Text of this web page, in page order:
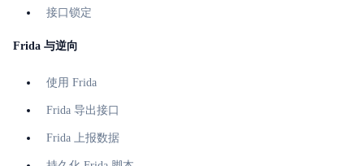
接口锁定
Frida 与逆向
使用 Frida
Frida 导出接口
Frida 上报数据